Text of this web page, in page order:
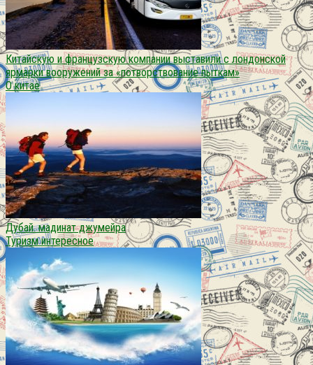
Китайскую и французскую компании выставили с лондонской
ярмарки вооружений за «потворствование пыткам»
О китае
Дубай. мадинат джумейра
Туризм интересное